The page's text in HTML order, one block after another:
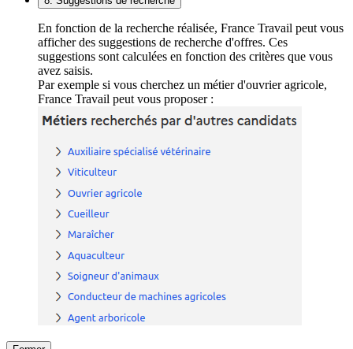
En fonction de la recherche réalisée, France Travail peut vous
afficher des suggestions de recherche d'offres. Ces
suggestions sont calculées en fonction des critères que vous
avez saisis.
Par exemple si vous cherchez un métier d'ouvrier agricole,
France Travail peut vous proposer :